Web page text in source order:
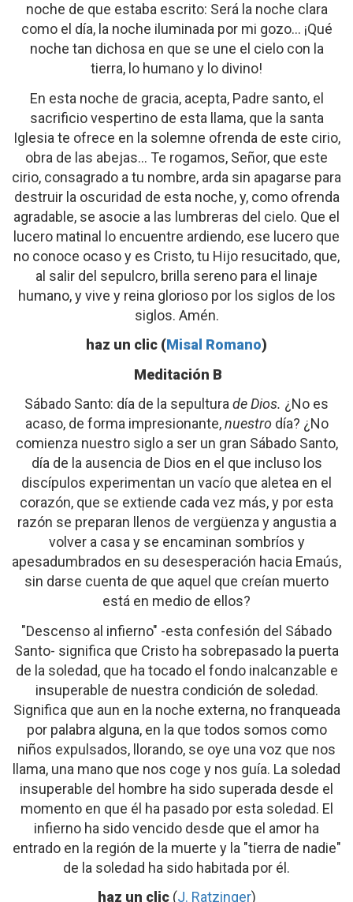
noche de que estaba escrito: Será la noche clara
como el día, la noche iluminada por mi gozo… ¡Qué
noche tan dichosa en que se une el cielo con la
tierra, lo humano y lo divino!
En esta noche de gracia, acepta, Padre santo, el
sacrificio vespertino de esta llama, que la santa
Iglesia te ofrece en la solemne ofrenda de este cirio,
obra de las abejas… Te rogamos, Señor, que este
cirio, consagrado a tu nombre, arda sin apagarse para
destruir la oscuridad de esta noche, y, como ofrenda
agradable, se asocie a las lumbreras del cielo. Que el
lucero matinal lo encuentre ardiendo, ese lucero que
no conoce ocaso y es Cristo, tu Hijo resucitado, que,
al salir del sepulcro, brilla sereno para el linaje
humano, y vive y reina glorioso por los siglos de los
siglos. Amén.
haz un clic (Misal Romano)
Meditación B
Sábado Santo: día de la sepulturade Dios. ¿No es
acaso, de forma impresionante,nuestro día? ¿No
comienza nuestro siglo a ser un gran Sábado Santo,
día de la ausencia de Dios en el que incluso los
discípulos experimentan un vacío que aletea en el
corazón, que se extiende cada vez más, y por esta
razón se preparan llenos de vergüenza y angustia a
volver a casa y se encaminan sombríos y
apesadumbrados en su desesperación hacia Emaús,
sin darse cuenta de que aquel que creían muerto
está en medio de ellos?
"Descenso al infierno" -esta confesión del Sábado
Santo- significa que Cristo ha sobrepasado la puerta
de la soledad, que ha tocado el fondo inalcanzable e
insuperable de nuestra condición de soledad.
Significa que aun en la noche externa, no franqueada
por palabra alguna, en la que todos somos como
niños expulsados, llorando, se oye una voz que nos
llama, una mano que nos coge y nos guía. La soledad
insuperable del hombre ha sido superada desde el
momento en que él ha pasado por esta soledad. El
infierno ha sido vencido desde que el amor ha
entrado en la región de la muerte y la "tierra de nadie"
de la soledad ha sido habitada por él.
haz un clic(J. Ratzinger)